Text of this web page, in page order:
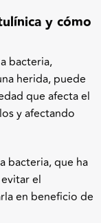
y cómo
bacteria,
herida, puede
que afecta el
y afectando
bacteria, que ha
el
en beneficio de